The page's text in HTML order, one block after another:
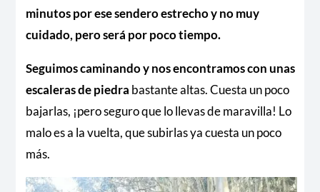
minutos por ese sendero estrecho y no muy
cuidado, pero será por poco tiempo.
Seguimos caminando y nos encontramos con unas
escaleras de piedra bastante altas. Cuesta un poco
bajarlas, ¡pero seguro que lo llevas de maravilla! Lo
malo es a la vuelta, que subirlas ya cuesta un poco
más.